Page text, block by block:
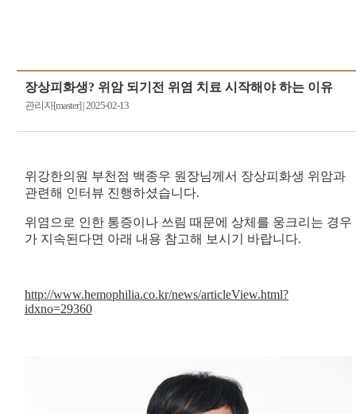
장상피화생? 위암 되기전 위염 치료 시작해야 하는 이유
관리자[master]|2025-02-13
위강한의원 부천점 백종우 원장님께서 장상피화생 위암과
관련해 인터뷰 진행하셨습니다.
위염으로 인한 통증이나 쓰림 때문에 상체를 웅크리는 경우
가 지속된다면 아래 내용 참고해 보시기 바랍니다.
http://www.hemophilia.co.kr/news/articleView.html?
idxno=29360